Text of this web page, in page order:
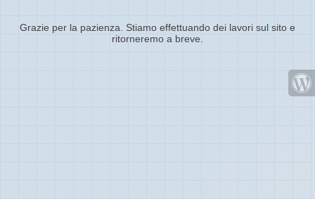
Grazie per la pazienza. Stiamo effettuando dei lavori sul sito e
ritorneremo a breve.